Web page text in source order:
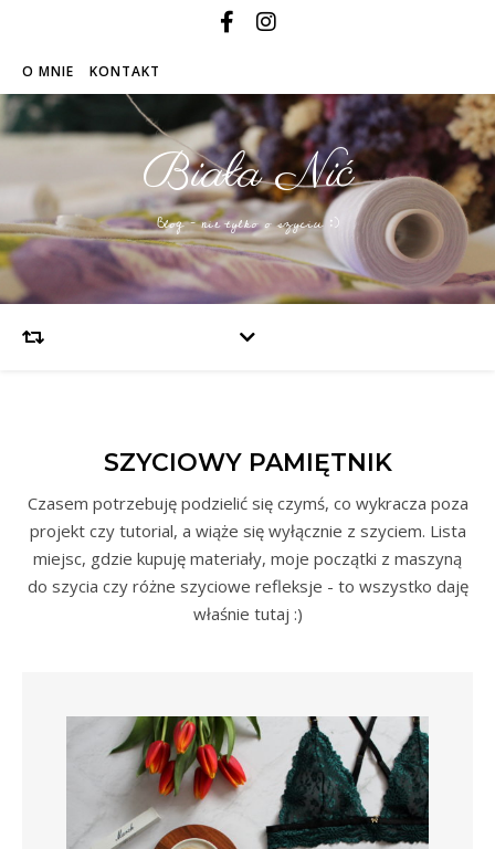
O MNIE KONTAKT
Biała Nić
Blog – nie tylko o szyciu :)
SZYCIOWY PAMIĘTNIK
Czasem potrzebuję podzielić się czymś, co wykracza poza
projekt czy tutorial, a wiąże się wyłącznie z szyciem. Lista
miejsc, gdzie kupuję materiały, moje początki z maszyną
do szycia czy różne szyciowe refleksje - to wszystko daję
właśnie tutaj :)